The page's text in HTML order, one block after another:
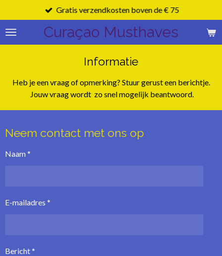
direct
naar
de
Curaçao Musthaves
Gratis verzendkosten boven de € 75
Informatie
Heb je een vraag of opmerking? Stuur gerust een berichtje.
Jouw vraag wordt zo snel mogelijk beantwoord.
Neem contact met ons op
Naam *
E-mailadres *
Bericht *